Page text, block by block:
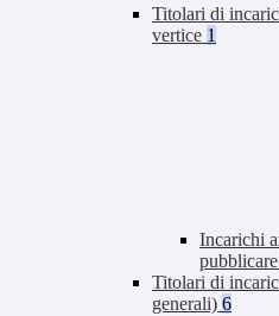
Titolari di
vertice 1
Incarichi
Titolari di
generali) 6